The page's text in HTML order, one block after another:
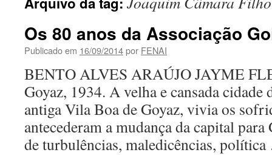
Os 80 anos da Associação
Publicado em 16/09/2014por FENAI
BENTO ALVES ARAÚJO JAYME
Goyaz, 1934. A velha e cansada cidade
antiga Vila Boa de Goyaz, vivia os
antecederam a mudança da capital
de turbulências, maledicências,